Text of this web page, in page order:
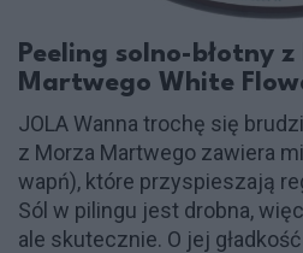
Peeling solno-błotny
Martwego White
JOLA Wanna trochę się
z Morza Martwego zawiera
wapń), które przyspieszają
Sól w pilingu jest drobna,
ale skutecznie. O jej